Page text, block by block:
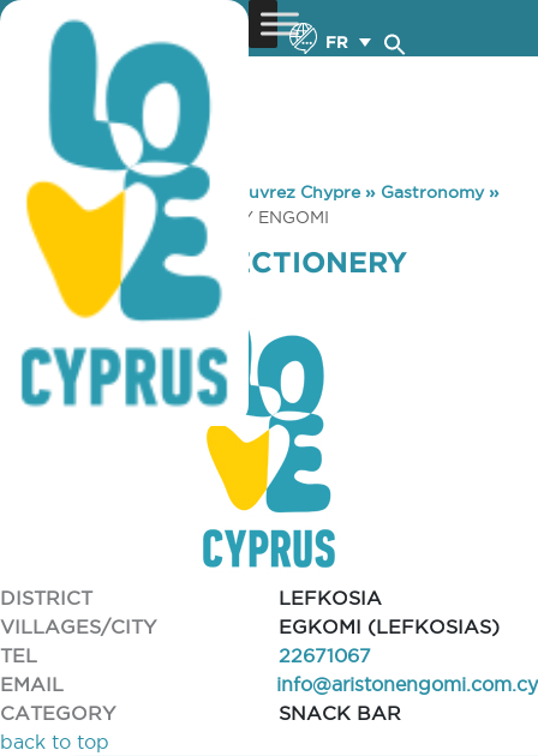
FR
You are here: Home »Découvrez Chypre» Gastronomy»
ARISTON CONFECTIONERY ENGOMI
ARISTON CONFECTIONERY
ENGOMI
DISTRICT
LEFKOSIA
VILLAGES/CITY
EGKOMI (LEFKOSIAS)
TEL
22671067
EMAIL
info@aristonengomi.com.cy
CATEGORY
SNACK BAR
back to top